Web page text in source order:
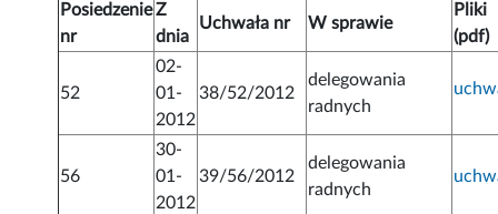
Posiedzenie
nr
Z
dnia
Uchwała nr W sprawie
Pliki
(pdf)
52
02-
01-
2012
38/52/2012
delegowania
radnych
56
30-
01-
2012
39/56/2012
delegowania
radnych